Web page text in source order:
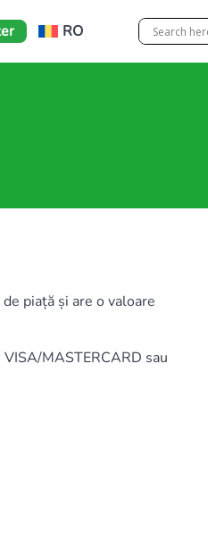
RO
piață și are o valoare
MASTERCARD sau